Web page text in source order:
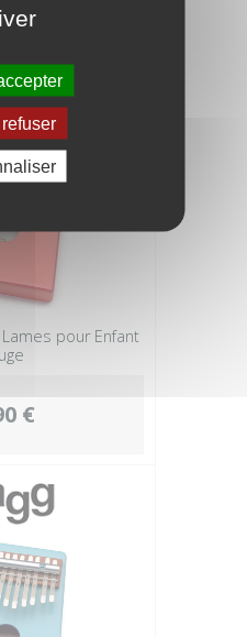
Lames pour Enfant
€